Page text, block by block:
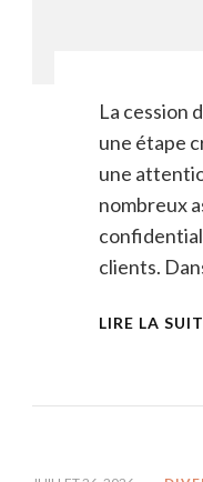
La cession
une étape
une
nombreux
clients.
LIRE LA